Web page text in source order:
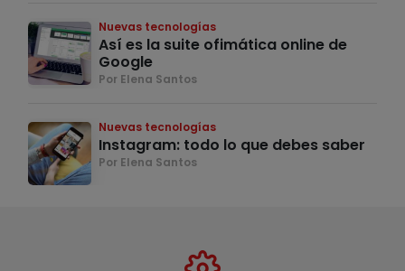
Nuevas tecnologías
Así es la suite ofimática online de
Google
Por Elena Santos
Nuevas tecnologías
Instagram: todo lo que debes saber
Por Elena Santos